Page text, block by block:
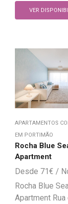
VER
APARTAMENTOS
EM PORTIMÃO
Rocha Blue
Apartment
71€
Rocha Blue Sea
Apartment Rua